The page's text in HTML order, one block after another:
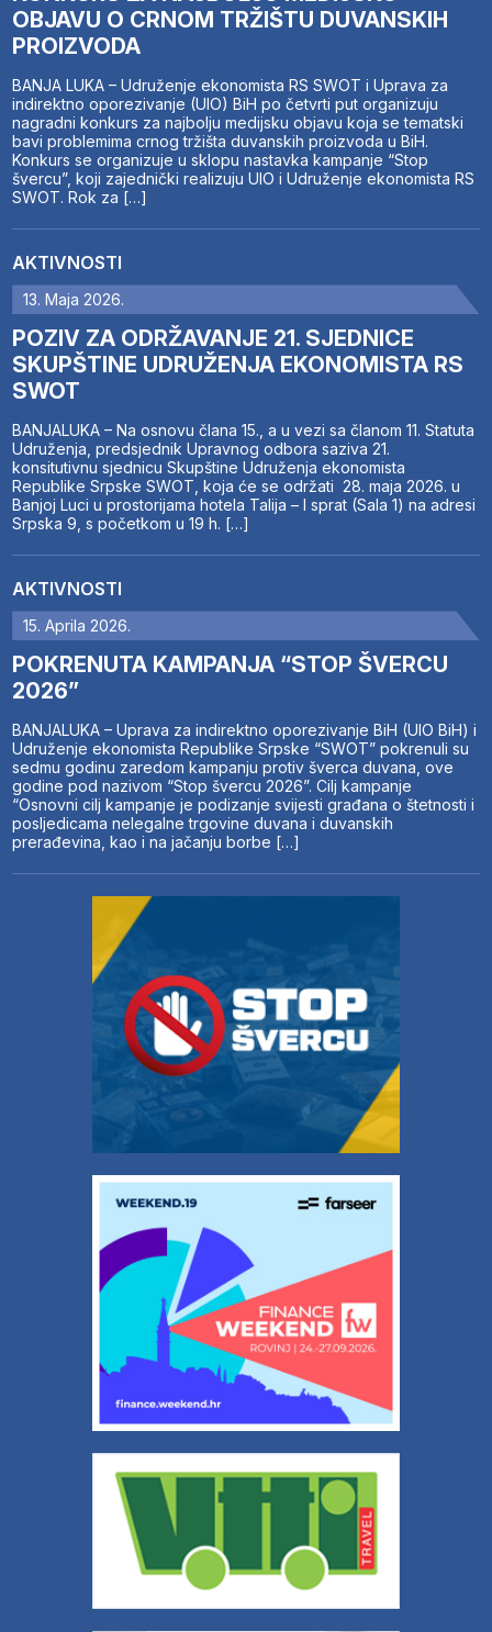
OBJAVU O CRNOM TRŽIŠTU DUVANSKIH
PROIZVODA
BANJA LUKA – Udruženje ekonomista RS SWOT i Uprava za
indirektno oporezivanje (UIO) BiH po četvrti put organizuju
nagradni konkurs za najbolju medijsku objavu koja se tematski
bavi problemima crnog tržišta duvanskih proizvoda u BiH.
Konkurs se organizuje u sklopu nastavka kampanje “Stop
švercu”, koji zajednički realizuju UIO i Udruženje ekonomista RS
SWOT. Rok za […]
AKTIVNOSTI
13. Maja 2026.
POZIV ZA ODRŽAVANJE 21. SJEDNICE
SKUPŠTINE UDRUŽENJA EKONOMISTA RS
SWOT
BANJALUKA – Na osnovu člana 15., a u vezi sa članom 11. Statuta
Udruženja, predsjednik Upravnog odbora saziva 21.
konsitutivnu sjednicu Skupštine Udruženja ekonomista
Republike Srpske SWOT, koja će se održati 28. maja 2026. u
Banjoj Luci u prostorijama hotela Talija – I sprat (Sala 1) na adresi
Srpska 9, s početkom u 19 h. […]
AKTIVNOSTI
15. Aprila 2026.
POKRENUTA KAMPANJA “STOP ŠVERCU
2026”
BANJALUKA – Uprava za indirektno oporezivanje BiH (UIO BiH) i
Udruženje ekonomista Republike Srpske “SWOT” pokrenuli su
sedmu godinu zaredom kampanju protiv šverca duvana, ove
godine pod nazivom “Stop švercu 2026”. Cilj kampanje
“Osnovni cilj kampanje je podizanje svijesti građana o štetnosti i
posljedicama nelegalne trgovine duvana i duvanskih
prerađevina, kao i na jačanju borbe […]